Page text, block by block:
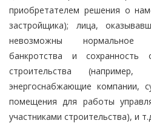
приобретателем решения о
застройщика); лица,
невозможны нормальное
банкротства и сохранность
строительства (например,
энергоснабжающие компании,
помещения для работы
участниками строительства), и